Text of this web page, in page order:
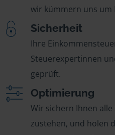
wir kümmern uns um
Sicherheit
Ihre
Steuerexpertinnen
geprüft.
Optimierung
Wir sichern Ihnen
zustehen, und holen